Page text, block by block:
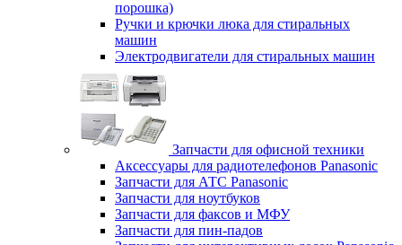
порошка)
Ручки и крючки люка для стиральных
машин
Электродвигатели для стиральных машин
Запчасти для офисной техники
Аксессуары для радиотелефонов Panasonic
Запчасти для АТС Panasonic
Запчасти для ноутбуков
Запчасти для факсов и МФУ
Запчасти для пин-падов